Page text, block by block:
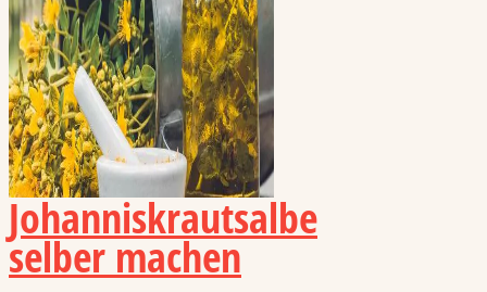
Johanniskrautsalbe
selber machen